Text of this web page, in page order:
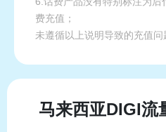
费充值；
未遵循以上说明导致的充值问
马来西亚DIGI流